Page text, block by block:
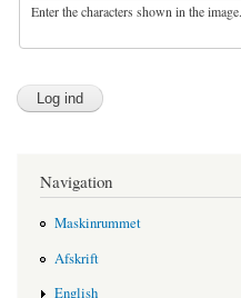
Enter the characters shown in the image.
Navigation
Maskinrummet
Afskrift
English